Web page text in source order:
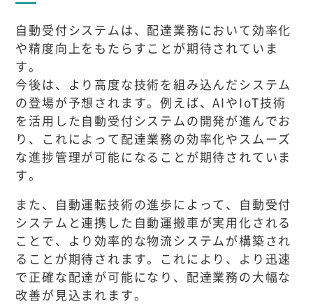
自動受付システムは、配達業務において効率化
や精度向上をもたらすことが期待されていま
す。
今後は、より高度な技術を組み込んだシステム
の登場が予想されます。例えば、AIやIoT技術
を活用した自動受付システムの開発が進んでお
り、これによって配達業務の効率化やスムーズ
な進捗管理が可能になることが期待されていま
す。
また、自動運転技術の進歩によって、自動受付
システムと連携した自動運搬車が実用化される
ことで、より効率的な物流システムが構築され
ることが期待されます。これにより、より迅速
で正確な配達が可能になり、配達業務の大幅な
改善が見込まれます。